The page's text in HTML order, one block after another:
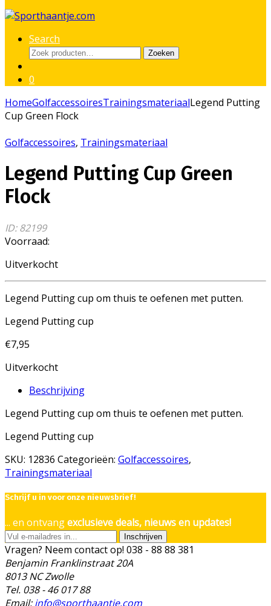
Search
Zoeken
Zoeken
0
HomeGolfaccessoiresTrainingsmateriaalLegend Putting
Cup Green Flock
Golfaccessoires, Trainingsmateriaal
Legend Putting Cup Green
Flock
ID: 82199
Voorraad:
Uitverkocht
Legend Putting cup om thuis te oefenen met putten.
Legend Putting cup
€7,95
Uitverkocht
Beschrijving
Legend Putting cup om thuis te oefenen met putten.
Legend Putting cup
SKU: 12836 Categorieën: Golfaccessoires,
Trainingsmateriaal
Schrijf u in voor onze nieuwsbrief!
... en ontvangexclusieve deals, nieuws en updates!
Inschrijven
Vragen? Neem contact op! 038 - 88 88 381
Benjamin Franklinstraat 20A
8013 NC Zwolle
Tel. 038 - 46 017 88
Email:info@sporthaantje.com